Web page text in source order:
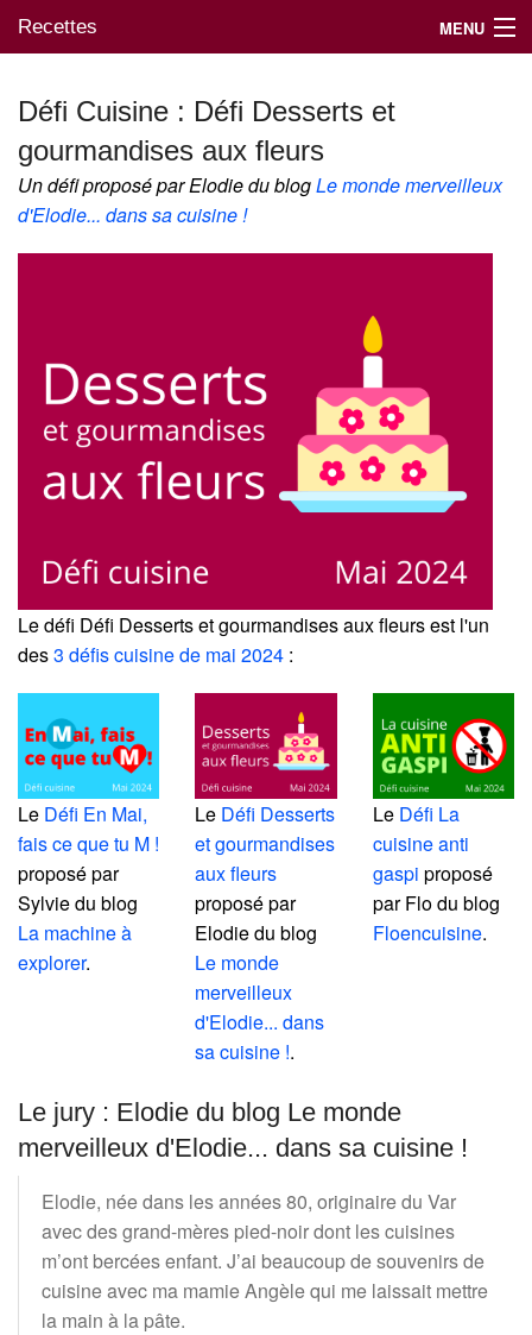
Recettes MENU
Mes blogs préférés
Défi Cuisine : Défi Desserts et
gourmandises aux fleurs
Un défi proposé par Elodie du blogLe monde merveilleux
d'Elodie... dans sa cuisine !
Le défi Défi Desserts et gourmandises aux fleurs est l'un
des3 défis cuisine de mai 2024 :
Le Défi En Mai,
fais ce que tu M !
proposé par
Sylvie du blog
La machine à
explorer.
Le Défi Desserts
et gourmandises
aux fleurs
proposé par
Elodie du blog
Le monde
merveilleux
d'Elodie... dans
sa cuisine !.
Le Défi La
cuisine anti
gaspi proposé
par Flo du blog
Floencuisine.
Le jury : Elodie du blog Le monde
merveilleux d'Elodie... dans sa cuisine !
Elodie, née dans les années 80, originaire du Var
avec des grand-mères pied-noir dont les cuisines
m’ont bercées enfant. J’ai beaucoup de souvenirs de
cuisine avec ma mamie Angèle qui me laissait mettre
la main à la pâte.